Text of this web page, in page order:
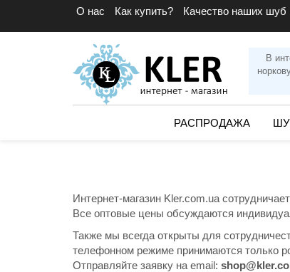
О нас Как купить? Качество наших шуб
В
РАСПРОДАЖА
Интернет-магазин Kler.com.ua
Все оптовые цены обсуждаются
Также мы всегда открыты для
телефонном режиме принимаются только
Отправляйте заявку на email: